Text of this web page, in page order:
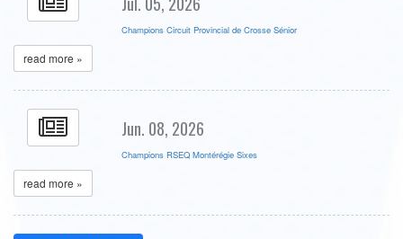
Champions Circuit Provincial de Crosse Sénior
read more »
Jun. 08, 2026
Champions RSEQ Montérégie Sixes
read more »